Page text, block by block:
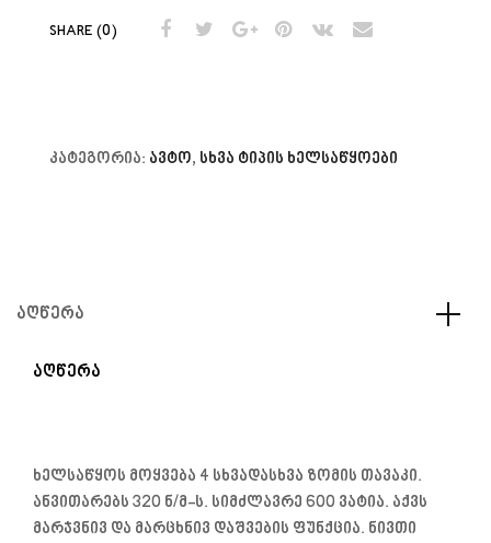
SHARE (0)
კატეგორია: ავტო, სხვა ტიპის ხელსაწყოები
ᲐᲦᲬᲔᲠᲐ
ᲐᲦᲬᲔᲠᲐ
ხელსაწყოს მოყვება 4 სხვადასხვა ზომის თავაკი.
ანვითარებს 320 ნ/მ-ს. სიმძლავრე 600 ვატია. აქვს
მარჯვნივ და მარცხნივ დაშვების ფუნქცია. ნივთი